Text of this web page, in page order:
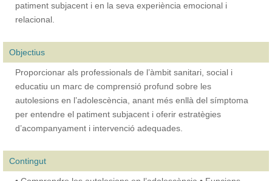
patiment subjacent i en la seva experiència emocional i
relacional.
Objectius
Proporcionar als professionals de l’àmbit sanitari, social i
educatiu un marc de comprensió profund sobre les
autolesions en l’adolescència, anant més enllà del símptoma
per entendre el patiment subjacent i oferir estratègies
d’acompanyament i intervenció adequades.
Contingut